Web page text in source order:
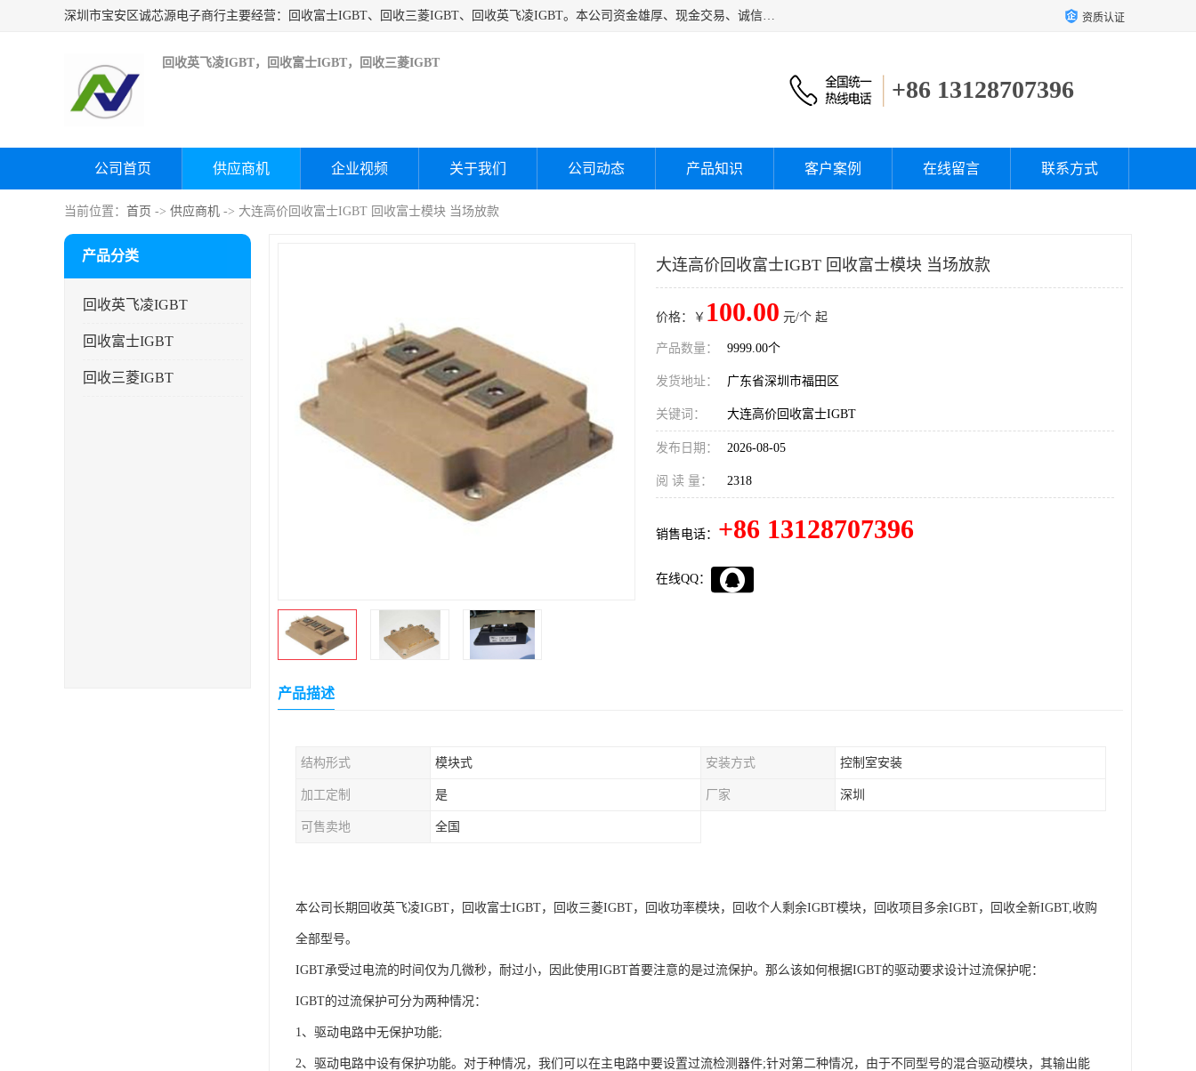
深圳市宝安区诚芯源电子商行主要经营：回收富士IGBT、回收三菱IGBT、回收英飞凌IGBT。本公司资金雄厚、现金交易、诚信待人，经过不断的探索和发展，已形成完善的评估、采购，从而为客户提供快捷价优的库存处理服务，迅速为客户消化库存，回笼资金。 资质认证
回收英飞凌IGBT，回收富士IGBT，回收三菱IGBT
+86 13128707396
公司首页 供应商机 企业视频 关于我们 公司动态 产品知识 客户案例 在线留言 联系方式
当前位置： 首页 -> 供应商机 -> 大连高价回收富士IGBT 回收富士模块 当场放款
产品分类
回收英飞凌IGBT
回收富士IGBT
回收三菱IGBT
大连高价回收富士IGBT 回收富士模块 当场放款
价格：￥ 100.00 元/个 起
产品数量： 9999.00个
发货地址： 广东省深圳市福田区
关键词： 大连高价回收富士IGBT
发布日期： 2026-08-05
阅 读 量： 2318
销售电话： +86 13128707396
在线QQ：
产品描述
结构形式 模块式 安装方式 控制室安装
加工定制 是 厂家 深圳
可售卖地 全国
本公司长期回收英飞凌IGBT，回收富士IGBT，回收三菱IGBT，回收功率模块，回收个人剩余IGBT模块，回收项目多余IGBT，回收全新IGBT,收购
全部型号。
IGBT承受过电流的时间仅为几微秒，耐过小，因此使用IGBT首要注意的是过流保护。那么该如何根据IGBT的驱动要求设计过流保护呢：
IGBT的过流保护可分为两种情况：
1、驱动电路中无保护功能;
2、驱动电路中设有保护功能。对于种情况，我们可以在主电路中要设置过流检测器件;针对第二种情况，由于不同型号的混合驱动模块，其输出能